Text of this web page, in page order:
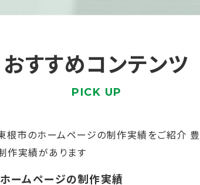
おすすめコンテンツ
PICK UP
ホームページの制作実績